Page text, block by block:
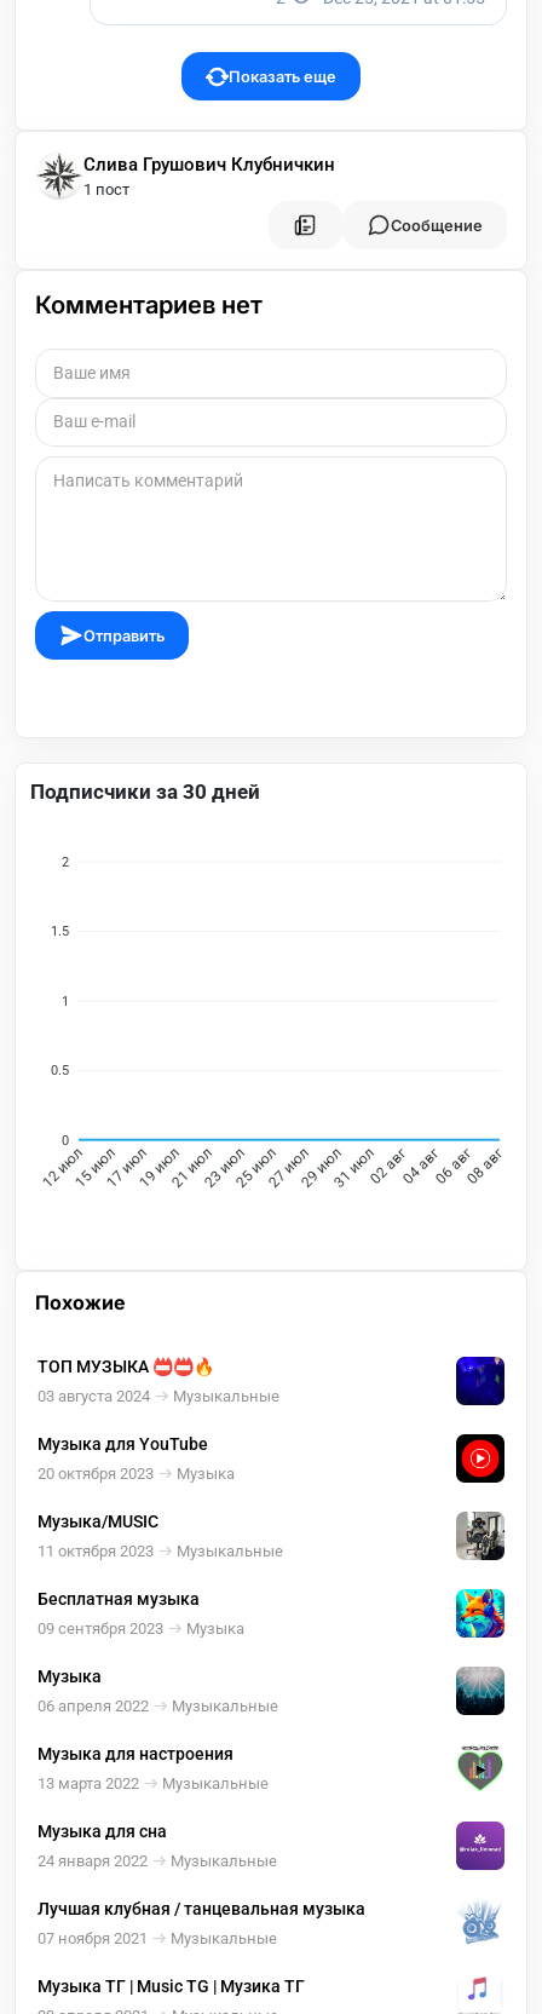
Показать еще
Слива Грушович Клубничкин
1 пост
Сообщение
Комментариев нет
Отправить
Подписчики за 30 дней
2
1.5
1
0.5
0
12 июл15 июл17 июл19 июл21 июл23 июл25 июл27 июл29 июл31 июл02 авг04 авг06 авг08 авг
Похожие
ТОП МУЗЫКА 📛📛🔥
03 августа 2024 Музыкальные
Музыка для YouTube
20 октября 2023 Музыка
Музыка/MUSIC
11 октября 2023 Музыкальные
Бесплатная музыка
09 сентября 2023 Музыка
Музыка
06 апреля 2022 Музыкальные
Музыка для настроения
13 марта 2022 Музыкальные
Музыка для сна
24 января 2022 Музыкальные
Лучшая клубная / танцевальная музыка
07 ноября 2021 Музыкальные
Музыка ТГ | Music TG | Музика ТГ